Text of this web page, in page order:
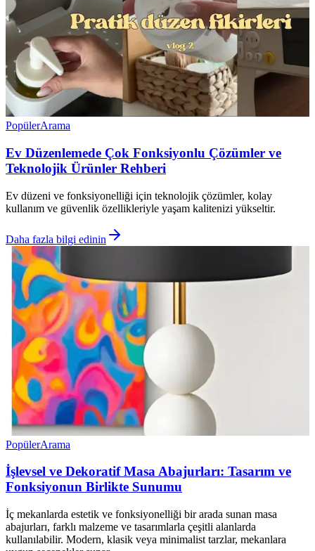
PopülerArama
Ev Düzenlemede Çok Fonksiyonlu Çözümler ve
Teknolojik Ürünler Rehberi
Ev düzeni ve fonksiyonelliği için teknolojik çözümler, kolay
kullanım ve güvenlik özellikleriyle yaşam kalitenizi yükseltir.
Daha fazla bilgi edinin
PopülerArama
İşlevsel ve Dekoratif Masa Abajurları: Tasarım ve
Fonksiyonun Birlikte Sunumu
İç mekanlarda estetik ve fonksiyonelliği bir arada sunan masa
abajurları, farklı malzeme ve tasarımlarla çeşitli alanlarda
kullanılabilir. Modern, klasik veya minimalist tarzlar, mekanlara